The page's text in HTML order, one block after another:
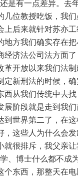
是有一点差异。
几位教授吃饭，我
后来就针对苏亦
方我们确实存在
济法公司法方面
革开放以来我们法
定新刑法的时候，
西从我们传统中去
展阶段就是走到我
世界第二了，在
这些人为什么会
就很排斥，我父亲
、博士什么都不
东西，那整天在